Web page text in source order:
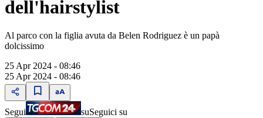
dell'hairstylist
Al parco con la figlia avuta da Belen Rodriguez è un papà
dolcissimo
25 Apr 2024 - 08:46
25 Apr 2024 - 08:46
Segui suSeguici su